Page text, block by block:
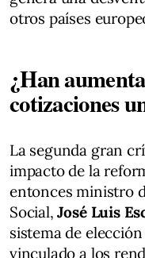
otros países
¿Han
cotizaciones
La segunda gran
impacto de la
entonces ministro
Social,José Luis
sistema de
vinculado a los